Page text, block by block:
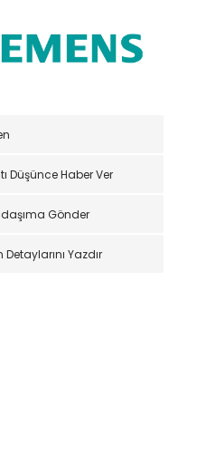
Düşünce Haber Ver
Gönder
Detaylarını Yazdır